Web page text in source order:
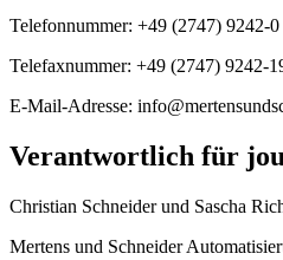
Telefonnummer: +49 (2747) 9242-0
Telefaxnummer: +49 (2747) 9242-
E-Mail-Adresse:
Verantwortlich für
Christian Schneider und Sascha
Mertens und Schneider